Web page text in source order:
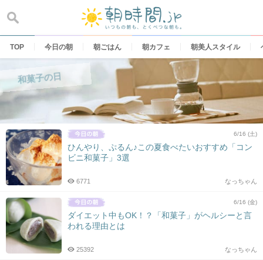
content
TOP 今日の朝 朝ごはん 朝カフェ 朝美人スタイル
和菓子の日
6/16 (土)
ひんやり、ぷるん♪この夏食べたいおすすめ「コン
ビニ和菓子」3選
なっちゃん
6771
6/16 (金)
ダイエット中もOK！？「和菓子」がヘルシーと言
われる理由とは
なっちゃん
25392